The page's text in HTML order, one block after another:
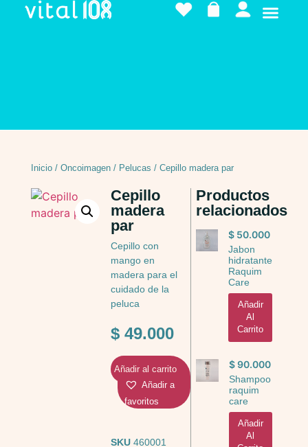
Inicio/ Oncoimagen/ Pelucas / Cepillo madera par
Cepillo
madera
par
Cepillo con
mango en
madera para el
cuidado de la
peluca
$49.000
Añadir al carrito
Añadir a
favoritos
SKU 460001
Productos
relacionados
$ 50.000
Jabon
hidratante
Raquim
Care
Añadir
Al
Carrito
$90.000
Shampoo
raquim
care
Añadir
Al